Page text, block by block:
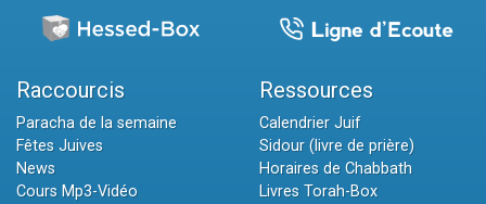
Raccourcis
Paracha de la semaine
Fêtes Juives
News
Cours Mp3-Vidéo
Ressources
Calendrier Juif
Sidour (livre de prière)
Horaires de Chabbath
Livres Torah-Box